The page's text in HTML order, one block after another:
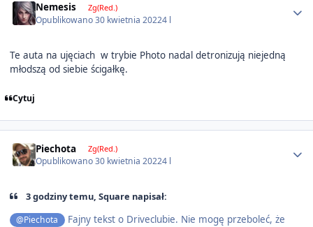
Nemesis Zg(Red.)
Opublikowano30 kwietnia 20224 l
Te auta na ujęciach w trybie Photo nadal detronizują niejedną
młodszą od siebie ścigałkę.
Cytuj
Piechota Zg(Red.)
Opublikowano30 kwietnia 20224 l
3 godziny temu, Square napisał:
@Piechota
Fajny tekst o Driveclubie. Nie mogę przeboleć, że